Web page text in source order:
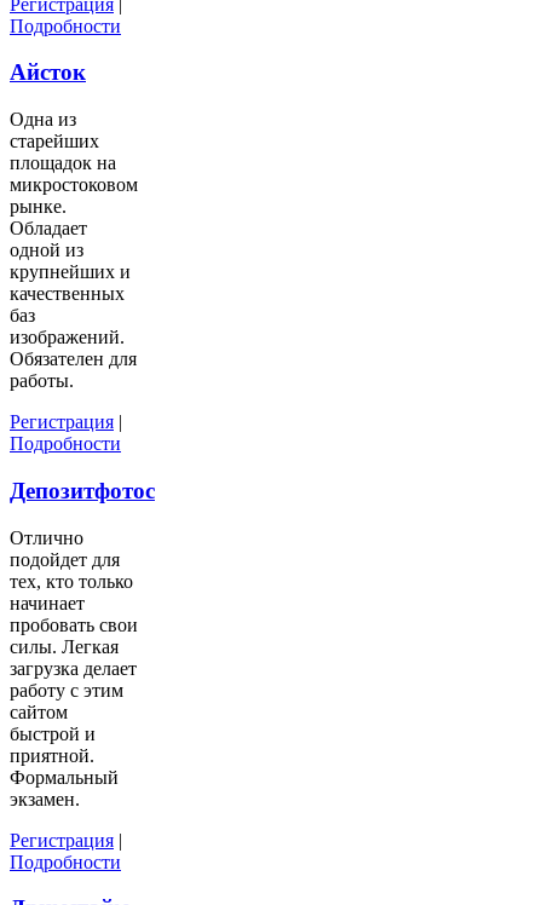
Подробности
Айсток
Одна из
старейших
площадок на
микростоковом
рынке.
Обладает
одной из
крупнейших и
качественных
баз
изображений.
Обязателен для
работы.
Регистрация |
Подробности
Депозитфотос
Отлично
подойдет для
тех, кто только
начинает
пробовать свои
силы. Легкая
загрузка делает
работу с этим
сайтом
быстрой и
приятной.
Формальный
экзамен.
Регистрация |
Подробности